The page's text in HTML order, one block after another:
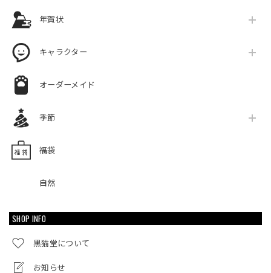
年賀状
キャラクター
オーダーメイド
季節
福袋
自然
SHOP INFO
黒猫堂について
お知らせ